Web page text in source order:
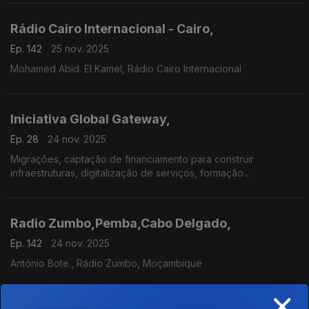
Rádio Cairo Internacional - Cairo,
Ep. 142
25 nov. 2025
Mohamed Abid. El Kamel, Rádio Cairo Internacional
Iniciativa Global Gateway,
Ep. 28
24 nov. 2025
Migrações, captação de financiamento para construir
infraestruturas, digitalização de serviços, formação
Radio Zumbo,Pemba,Cabo Delgado,
Ep. 142
24 nov. 2025
António Bote., Rádio Zumbo, Moçambique